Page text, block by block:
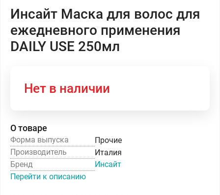
Инсайт Маска для волос для
ежедневного применения
DAILY USE 250мл
Нет в наличии
О товаре
Форма выпуска
Прочие
Производитель
Италия
Бренд
Инсайт
Перейти к описанию